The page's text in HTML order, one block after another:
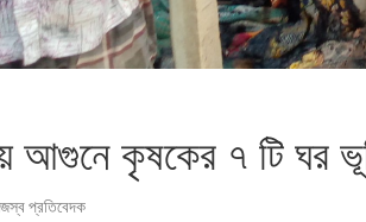
আগুনে কৃষকের ৭ টি ঘর
প্রতিবেদক